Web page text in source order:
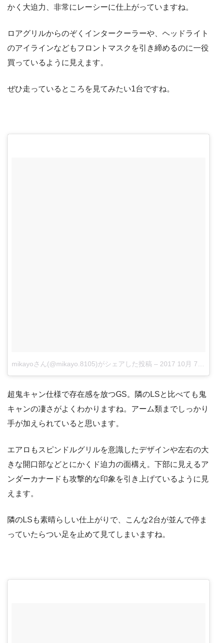
かく大迫力、非常にレーシーに仕上がっていますね。
ロアグリルからのぞくインタークーラーや、ヘッドライト
のアイラインなどもフロントマスクを引き締めるのに一役
買っているように見えます。
ぜひ走っているところを見てみたい1台ですね。
mikayoさん(@mikayo.8105)がシェアした投稿 – 2017 10月 7 4:34午前 PDT
超鬼キャン仕様で存在感を放つGS。隣のLSと比べても鬼
キャンの凄さがよくわかりますね。アーム類までしっかり
手が加えられていると思います。
エアロもスピンドルグリルを意識したデザインや左右の大
きな開口部などとにかくド迫力の面構え。下部に見えるア
ンダーカナードも攻撃的な印象を引き上げているように見
えます。
隣のLSも素晴らしい仕上がりで、こんな2台が並んで停ま
っていたらつい足を止めて見てしまいますね。